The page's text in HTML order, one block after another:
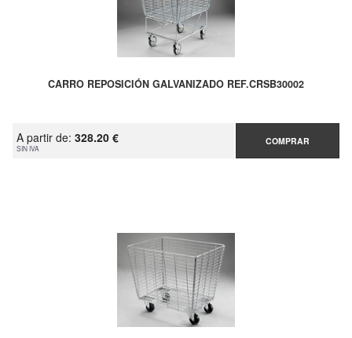
CARRO REPOSICIÓN GALVANIZADO REF.CRSB30002
A partir de: 328.20 €
SIN IVA
COMPRAR